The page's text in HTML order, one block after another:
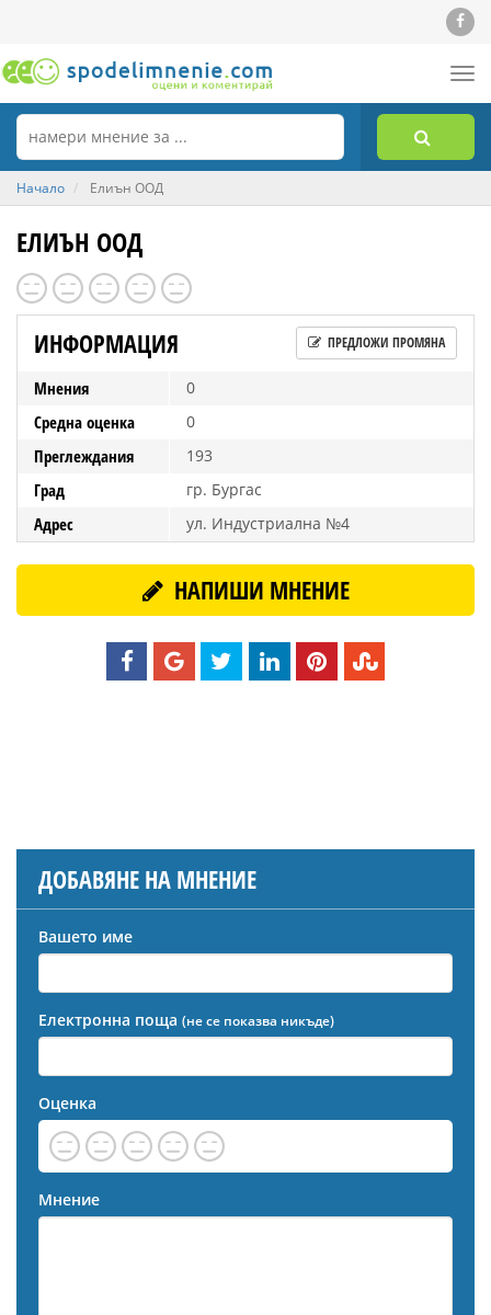
Начало Елиън ООД
ЕЛИЪН ООД
ИНФОРМАЦИЯ ПРЕДЛОЖИ ПРОМЯНА
Мнения 0
Средна оценка 0
Преглеждания 193
Град гр. Бургас
Адрес ул. Индустриална №4
НАПИШИ МНЕНИЕ
ДОБАВЯНЕ НА МНЕНИЕ
Вашето име
Електронна поща (не се показва никъде)
Оценка
Мнение